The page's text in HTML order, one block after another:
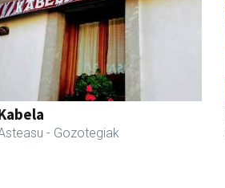
- Gozotegiak